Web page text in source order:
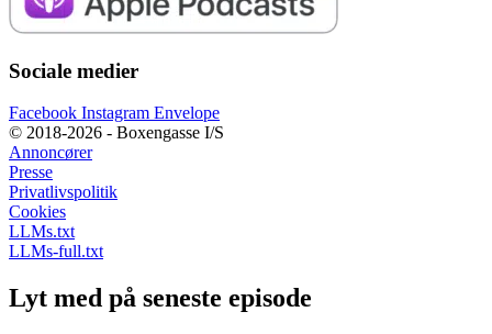
Sociale medier
Facebook Instagram Envelope
© 2018-2026 - Boxengasse I/S
Annoncører
Presse
Privatlivspolitik
Cookies
LLMs.txt
LLMs-full.txt
Lyt med på seneste episode